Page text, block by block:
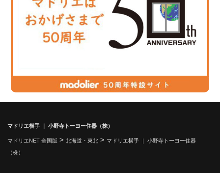
マドリエ横手 ｜ 小野寺トーヨー住器（株）
マドリエNET 全国版 > 北海道・東北 > マドリエ横手 ｜ 小野寺トーヨー住器
（株）